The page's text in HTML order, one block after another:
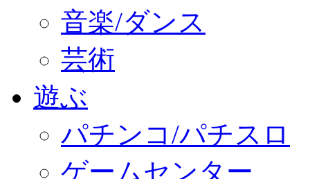
音楽/ダンス
芸術
遊ぶ
パチンコ/パチスロ
ゲームセンター